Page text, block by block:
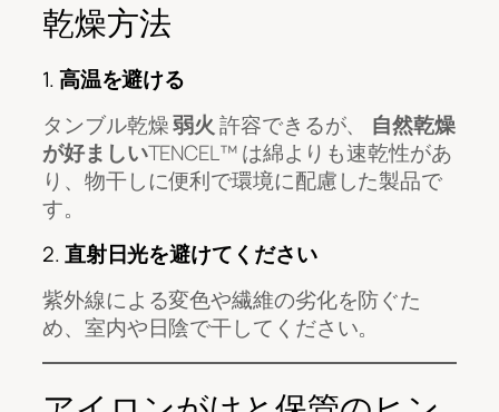
乾燥方法
1.高温を避ける
タンブル乾燥弱火 許容できるが、 自然乾燥
が好ましいTENCEL™ は綿よりも速乾性があ
り、物干しに便利で環境に配慮した製品で
す。
2.直射日光を避けてください
紫外線による変色や繊維の劣化を防ぐた
め、室内や日陰で干してください。